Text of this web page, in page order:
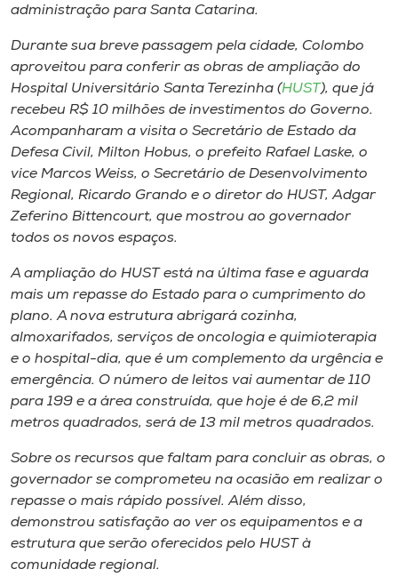
o idioma
administração para Santa Catarina.
Durante sua breve passagem pela cidade, Colombo
aproveitou para conferir as obras de ampliação do
Hospital Universitário Santa Terezinha (HUST), que já
recebeu R$ 10 milhões de investimentos do Governo.
Acompanharam a visita o Secretário de Estado da
Defesa Civil, Milton Hobus, o prefeito Rafael Laske, o
vice Marcos Weiss, o Secretário de Desenvolvimento
Regional, Ricardo Grando e o diretor do HUST, Adgar
Zeferino Bittencourt, que mostrou ao governador
todos os novos espaços.
A ampliação do HUST está na última fase e aguarda
mais um repasse do Estado para o cumprimento do
plano. A nova estrutura abrigará cozinha,
almoxarifados, serviços de oncologia e quimioterapia
e o hospital-dia, que é um complemento da urgência e
emergência. O número de leitos vai aumentar de 110
para 199 e a área construída, que hoje é de 6,2 mil
metros quadrados, será de 13 mil metros quadrados.
Sobre os recursos que faltam para concluir as obras, o
governador se comprometeu na ocasião em realizar o
repasse o mais rápido possível. Além disso,
demonstrou satisfação ao ver os equipamentos e a
estrutura que serão oferecidos pelo HUST à
comunidade regional.